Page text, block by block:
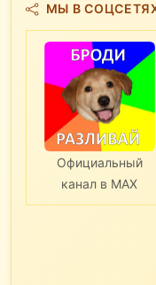
МЫ В
Официальный
канал в MAX